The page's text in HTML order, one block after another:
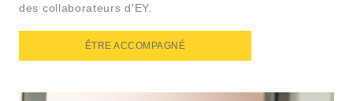
des collaborateurs d'EY.
ÊTRE ACCOMPAGNÉ